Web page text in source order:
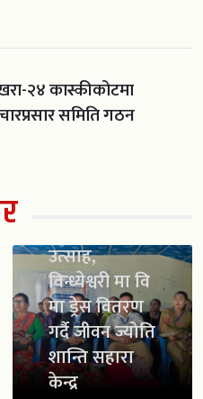
२४ कास्कीकोटमा
समिति गठन
उत्साह,
विन्ध्येश्वरी मा वि
मा ड्रेस वितरण
गर्दै जीवन ज्योति
शान्ति सहारा
केन्द्र